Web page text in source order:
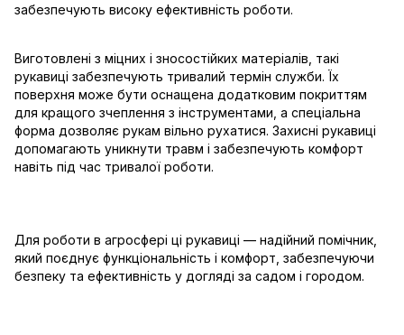
забезпечують високу ефективність роботи.
Виготовлені з міцних і зносостійких матеріалів, такі
рукавиці забезпечують тривалий термін служби. Їх
поверхня може бути оснащена додатковим покриттям
для кращого зчеплення з інструментами, а спеціальна
форма дозволяє рукам вільно рухатися. Захисні рукавиці
допомагають уникнути травм і забезпечують комфорт
навіть під час тривалої роботи.
Для роботи в агросфері ці рукавиці — надійний помічник,
який поєднує функціональність і комфорт, забезпечуючи
безпеку та ефективність у догляді за садом і городом.